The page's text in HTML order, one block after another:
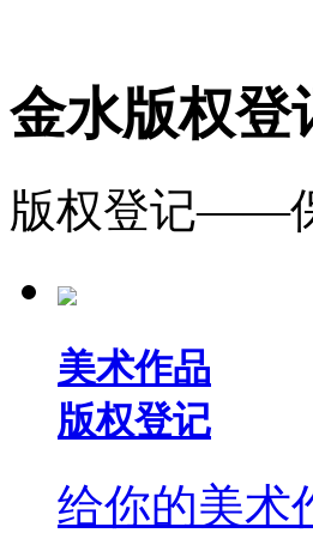
金水版权登
版权登记——
美术作品
版权登记
给你的美术